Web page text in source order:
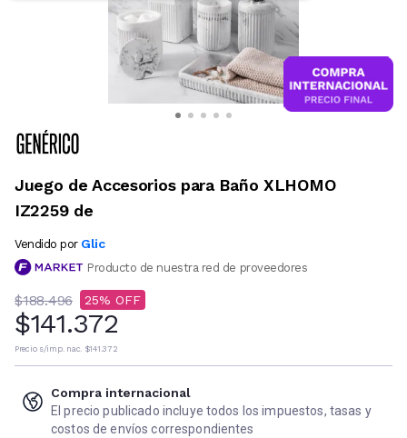
Juego de Accesorios para Baño XLHOMO
IZ2259 de
Vendido por Glic
Producto de nuestra red de proveedores
$188.496 25
$141.372
Precio s/imp. nac. $141.372
Compra internacional
El precio publicado incluye todos los impuestos, tasas y
costos de envíos correspondientes